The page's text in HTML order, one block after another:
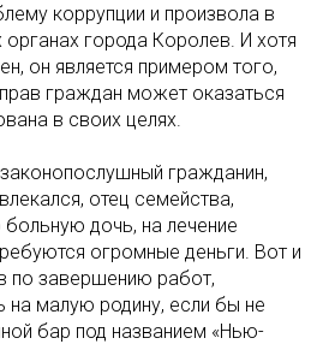
коррупции и произвола в
органах города Королев. И хотя
он является примером того,
граждан может оказаться
в своих целях.
гражданин,
отец семейства,
дочь, на лечение
огромные деньги. Вот и
по завершению работ,
на малую родину, если бы не
бар под названием «Нью-